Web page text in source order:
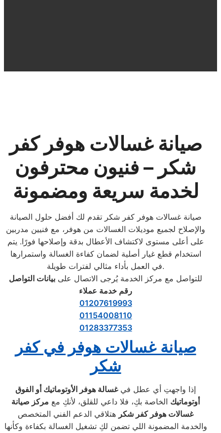
صيانة غسالات هوفر كفر
شكر – فنيون محترفون
لخدمة سريعة ومضمونة
صيانة غسالات هوفر كفر شكر تقدم لك أفضل حلول الصيانة
والإصلاح لجميع موديلات الغسالات من هوفر، مع فنيين مدربين
على أعلى مستوى لاكتشاف الأعطال بدقة وإصلاحها فورًا. يتم
استخدام قطع غيار أصلية لضمان كفاءة الغسالة واستمرارها
في العمل بأداء مثالي لفترات طويلة.
للتواصل مع مركز الخدمة يُرجى الاتصال على بيانات التواصل
رقم خدمة عملاء
01207619993
01154008110
01283377353
صيانة غسالات هوفر في كفر
شكر
إذا واجهتِ أي عطل فيغسالة هوفر الأوتوماتيك أو الفوق
أوتوماتيك الخاصة بكِ، فلا داعي للقلق، لأنكِ مع مركز صيانة
غسالات هوفر كفر شكر هتلاقي الدعم الفني المتخصص
والخدمة المضمونة اللي تضمن لكِ تشغيل الغسالة بكفاءة وكأنها